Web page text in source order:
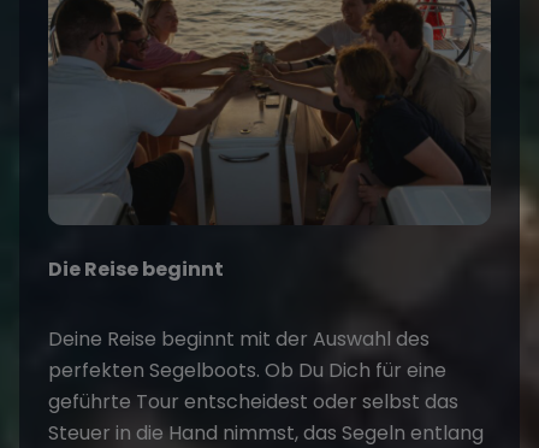
Die Reise beginnt
Deine Reise beginnt mit der Auswahl des
perfekten Segelboots. Ob Du Dich für eine
geführte Tour entscheidest oder selbst das
Steuer in die Hand nimmst, das Segeln entlang